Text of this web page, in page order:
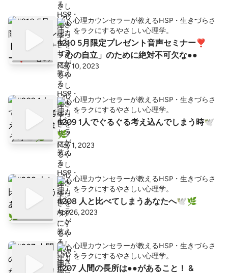
心理カウンセラーが教えるHSP・生きづらさ
をラクにするやさしい心理学。
#210 5月限定プレゼント音声セミナー❣️
「心の自立」のために絶対不可欠な●●
May 10, 2023
心理カウンセラーが教えるHSP・生きづらさ
をラクにするやさしい心理学。
#209 1人でぐるぐる考え込んでしまう時🕊
🌿
May 1, 2023
心理カウンセラーが教えるHSP・生きづらさ
をラクにするやさしい心理学。
#208 人と比べてしまうあなたへ🕊🌿
Apr 26, 2023
心理カウンセラーが教えるHSP・生きづらさ
をラクにするやさしい心理学。
#207 人間の長所は●●があること！ &